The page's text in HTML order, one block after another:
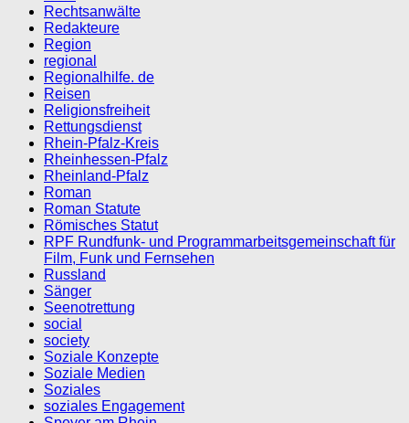
Rechtsanwälte
Redakteure
Region
regional
Regionalhilfe. de
Reisen
Religionsfreiheit
Rettungsdienst
Rhein-Pfalz-Kreis
Rheinhessen-Pfalz
Rheinland-Pfalz
Roman
Roman Statute
Römisches Statut
RPF Rundfunk- und Programmarbeitsgemeinschaft für
Film, Funk und Fernsehen
Russland
Sänger
Seenotrettung
social
society
Soziale Konzepte
Soziale Medien
Soziales
soziales Engagement